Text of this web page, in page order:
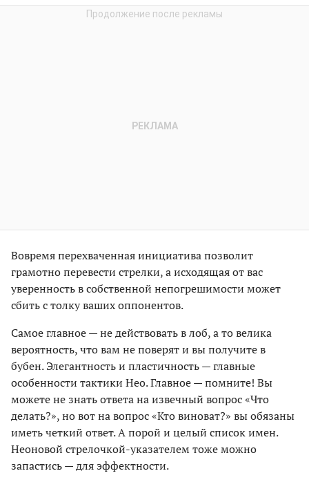
Вовремя перехваченная инициатива позволит
грамотно перевести стрелки, а исходящая от вас
уверенность в собственной непогрешимости может
сбить с толку ваших оппонентов.
Самое главное — не действовать в лоб, а то велика
вероятность, что вам не поверят и вы получите в
бубен. Элегантность и пластичность — главные
особенности тактики Нео. Главное — помните! Вы
можете не знать ответа на извечный вопрос «Что
делать?», но вот на вопрос «Кто виноват?» вы обязаны
иметь четкий ответ. А порой и целый список имен.
Неоновой стрелочкой-указателем тоже можно
запастись — для эффектности.